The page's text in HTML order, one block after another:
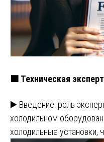
🟧 Техническая
▶️ Введение: роль
холодильном
холодильные установки,